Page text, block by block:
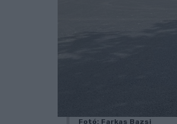
Fotó: Farkas Bazsi